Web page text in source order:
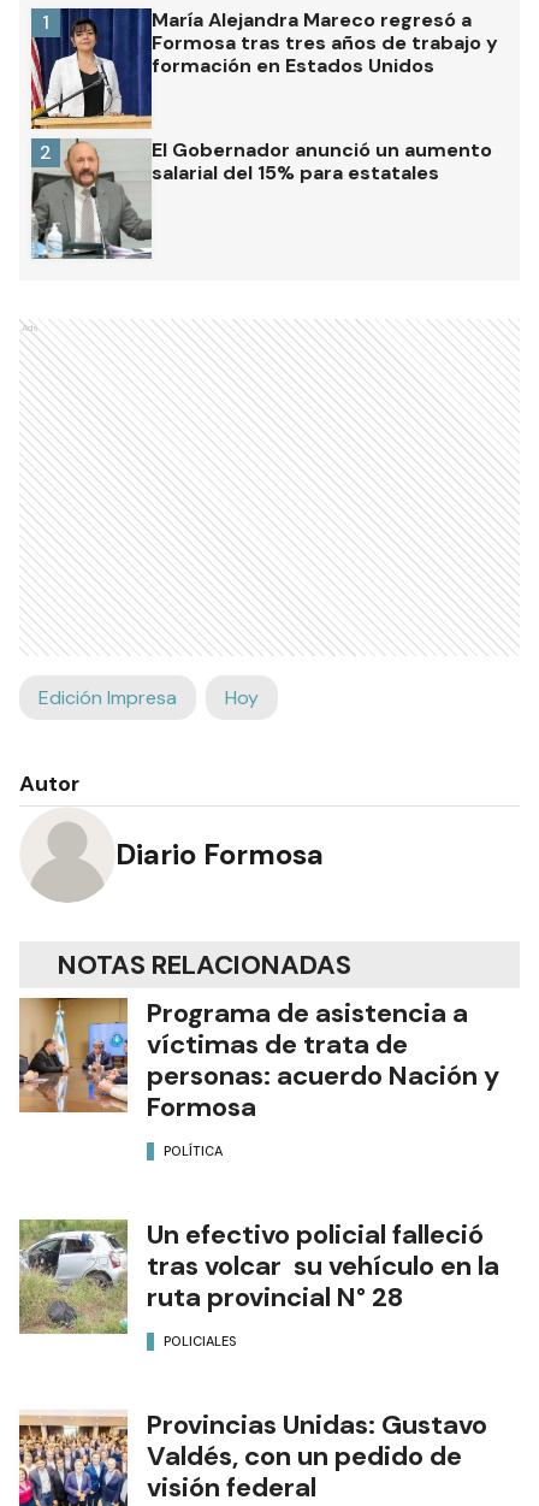
María Alejandra Mareco regresó a
Formosa tras tres años de trabajo y
formación en Estados Unidos
1
El Gobernador anunció un aumento
salarial del 15% para estatales
2
Ads
Edición Impresa Hoy
Autor
Diario Formosa
NOTAS RELACIONADAS
Programa de asistencia a
víctimas de trata de
personas: acuerdo Nación y
Formosa
POLÍTICA
Un efectivo policial falleció
tras volcar su vehículo en la
ruta provincial N° 28
POLICIALES
Provincias Unidas: Gustavo
Valdés, con un pedido de
visión federal